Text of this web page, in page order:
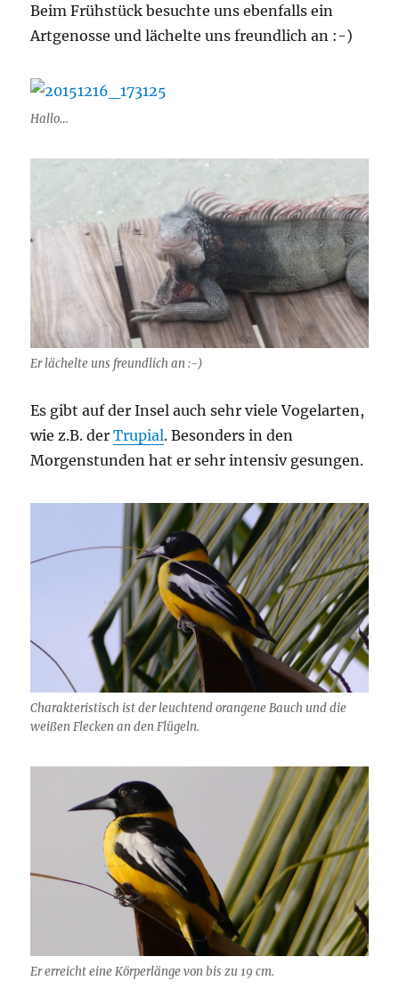
Beim Frühstück besuchte uns ebenfalls ein
Artgenosse und lächelte uns freundlich an :-)
Hallo…
Er lächelte uns freundlich an :-)
Es gibt auf der Insel auch sehr viele Vogelarten,
wie z.B. derTrupial. Besonders in den
Morgenstunden hat er sehr intensiv gesungen.
Charakteristisch ist der leuchtend orangene Bauch und die
weißen Flecken an den Flügeln.
Er erreicht eine Körperlänge von bis zu 19 cm.